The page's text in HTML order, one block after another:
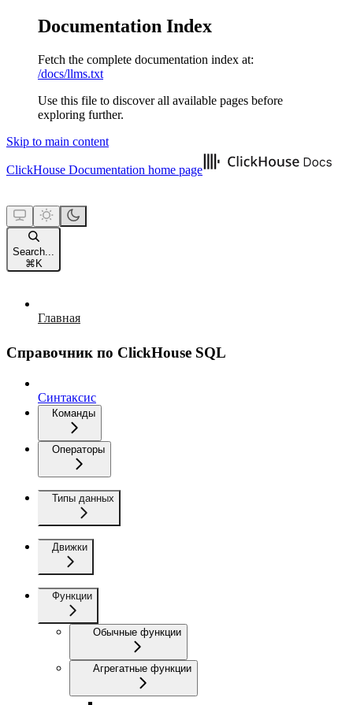
Documentation Index
Fetch the complete documentation index at:
/docs/llms.txt
Use this file to discover all available pages before
exploring further.
Skip to main content
ClickHouse Documentation home page
Search...
⌘ K
Главная
Справочник по ClickHouse SQL
Синтаксис
Команды
Операторы
Типы данных
Движки
Функции
Обычные функции
Агрегатные функции